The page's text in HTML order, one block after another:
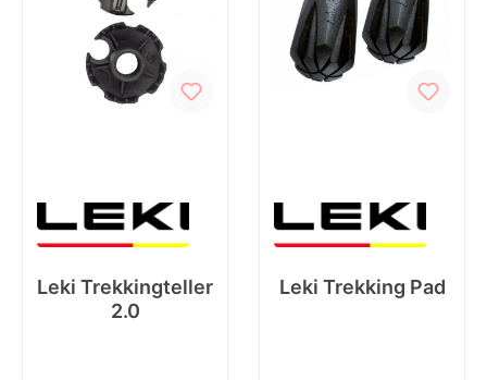
Leki Trekkingteller
2.0
Leki Trekking Pad